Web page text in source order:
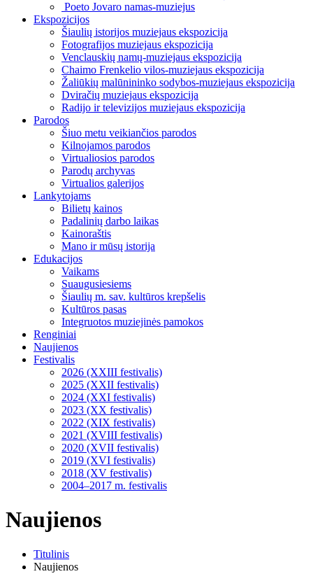
Poeto Jovaro namas-muziejus
Ekspozicijos
Šiaulių istorijos muziejaus ekspozicija
Fotografijos muziejaus ekspozicija
Venclauskių namų-muziejaus ekspozicija
Chaimo Frenkelio vilos-muziejaus ekspozicija
Žaliūkių malūnininko sodybos-muziejaus ekspozicija
Dviračių muziejaus ekspozicija
Radijo ir televizijos muziejaus ekspozicija
Parodos
Šiuo metu veikiančios parodos
Kilnojamos parodos
Virtualiosios parodos
Parodų archyvas
Virtualios galerijos
Lankytojams
Bilietų kainos
Padalinių darbo laikas
Kainoraštis
Mano ir mūsų istorija
Edukacijos
Vaikams
Suaugusiesiems
Šiaulių m. sav. kultūros krepšelis
Kultūros pasas
Integruotos muziejinės pamokos
Renginiai
Naujienos
Festivalis
2026 (XXIII festivalis)
2025 (XXII festivalis)
2024 (XXI festivalis)
2023 (XX festivalis)
2022 (XIX festivalis)
2021 (XVIII festivalis)
2020 (XVII festivalis)
2019 (XVI festivalis)
2018 (XV festivalis)
2004–2017 m. festivalis
Naujienos
Titulinis
Naujienos